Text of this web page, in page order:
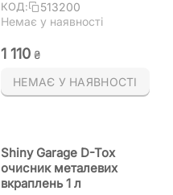
КОД:
513200
Немає у наявності
1 110 ₴
НЕМАЄ У НАЯВНОСТІ
Shiny Garage D-Tox
очисник металевих
вкраплень 1 л